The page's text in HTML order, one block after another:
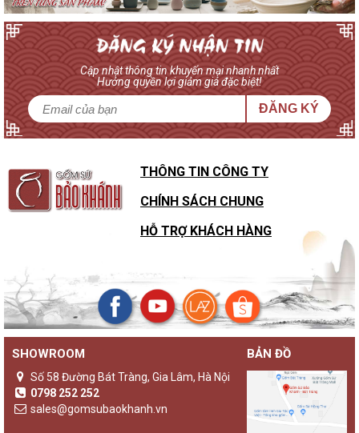
Cập nhật thông tin khuyến mại nhanh nhất
Hưởng quyền lợi giảm giá đặc biệt!
ĐĂNG KÝ
THÔNG TIN CÔNG TY
CHÍNH SÁCH CHUNG
HỖ TRỢ KHÁCH HÀNG
SHOWROOM
Số 58 Đường Bát Tràng, Gia Lâm, Hà Nội
0798 252 252
sales@gomsubaokhanh.vn
BẢN ĐỒ